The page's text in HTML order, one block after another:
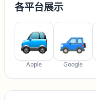
各平台展示
Apple Google